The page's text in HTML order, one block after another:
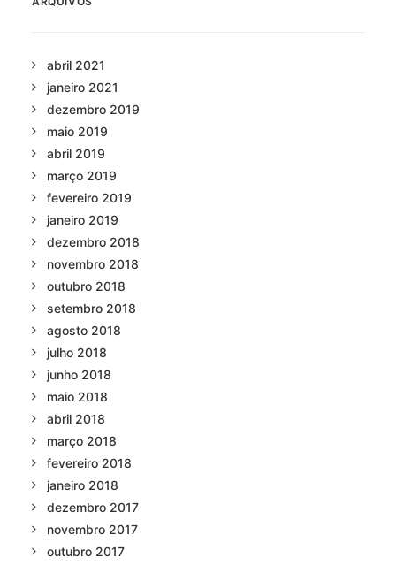
abril 2021
janeiro 2021
dezembro 2019
maio 2019
abril 2019
março 2019
fevereiro 2019
janeiro 2019
dezembro 2018
novembro 2018
outubro 2018
setembro 2018
agosto 2018
julho 2018
junho 2018
maio 2018
abril 2018
março 2018
fevereiro 2018
janeiro 2018
dezembro 2017
novembro 2017
outubro 2017